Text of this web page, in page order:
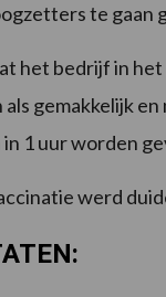
te gaan
het bedrijf in
gemakkelijk
in 1 uur worden
werd